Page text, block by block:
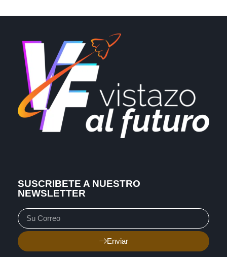
SUSCRIBETE A NUESTRO
NEWSLETTER
Enviar